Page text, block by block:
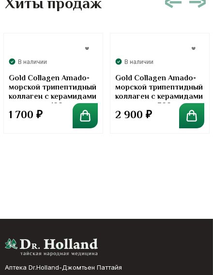
В наличии
Gold Collagen Amado-
морской трипептидный
коллаген с керамидами
в порошке. 100 грамм
1 700 ₽
В наличии
Gold Collagen Amado-
морской трипептидный
коллаген с керамидами
в порошке. 300 грамм
2 900 ₽
Аптека Dr.Holland-Джомтьен Паттайя